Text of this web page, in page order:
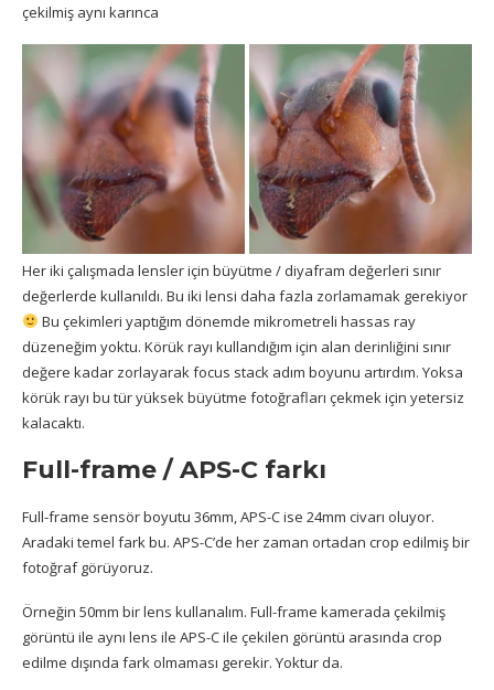
çekilmiş aynı karınca
Her iki çalışmada lensler için büyütme / diyafram değerleri sınır
değerlerde kullanıldı. Bu iki lensi daha fazla zorlamamak gerekiyor
Bu çekimleri yaptığım dönemde mikrometreli hassas ray
düzeneğim yoktu. Körük rayı kullandığım için alan derinliğini sınır
değere kadar zorlayarak focus stack adım boyunu artırdım. Yoksa
körük rayı bu tür yüksek büyütme fotoğrafları çekmek için yetersiz
kalacaktı.
Full-frame / APS-C farkı
Full-frame sensör boyutu 36mm, APS-C ise 24mm civarı oluyor.
Aradaki temel fark bu. APS-C’de her zaman ortadan crop edilmiş bir
fotoğraf görüyoruz.
Örneğin 50mm bir lens kullanalım. Full-frame kamerada çekilmiş
görüntü ile aynı lens ile APS-C ile çekilen görüntü arasında crop
edilme dışında fark olmaması gerekir. Yoktur da.